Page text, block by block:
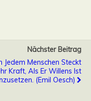
Nächster Beitrag
Jedem Menschen Steckt
Kraft, Als Er Willens Ist
(Emil Oesch)